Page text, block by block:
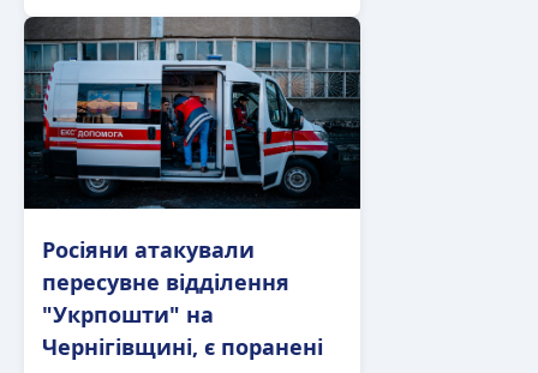
Росіяни атакували
пересувне відділення
"Укрпошти" на
Чернігівщині, є поранені